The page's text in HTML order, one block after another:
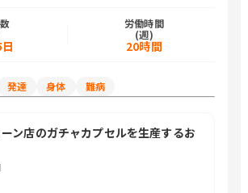
労働時間
(週)
20時間
発達 身体
難病
ン店のガチャカプセルを生産するお